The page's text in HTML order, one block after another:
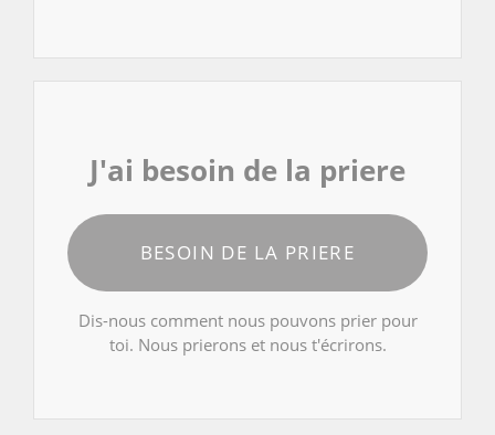
J'ai besoin de la priere
BESOIN DE LA PRIERE
Dis-nous comment nous pouvons prier pour
toi. Nous prierons et nous t'écrirons.